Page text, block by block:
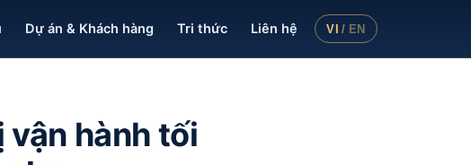
Dự án & Khách hàng Tri thức Liên hệ VI / EN
vận hành tối